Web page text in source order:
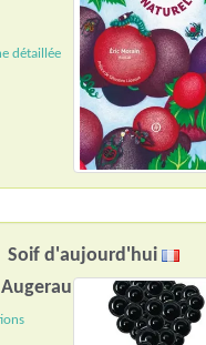
détaillée
Soif d'aujourd'hui